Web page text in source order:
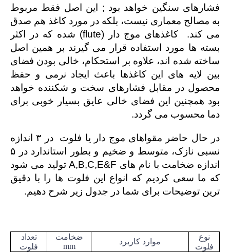
فشارهای سنگین خواهد بود ; این اصل فقط مربوط
به مصالح معماری نیست، بلکه در مورد کاغذ هم صدق
می کند. کاغذهای موج دار(flute)
شده که در اکثر
بسته ها مورد استفاده قرار می گیرند بر همین اصل
ساخته شده اند، علاوه بر استحکام، خالی بودن فضای
بین لایه های این کاغذها باعث ایجاد نرمی و حفظ
محصول در مقابل فشارهای سخت و شکننده خواهد
بود همچنین این فضای خالی عایق بسیار خوبی برای
دما محسوب می گردد.
در حال حاضر مقواهای موج دار یا فلوت در ۳ اندازه
نسبی نازک، متوسط و ضخیم و بطور استاندارد در ۵
اندازه ضخامت با نام های
تولید می شود
که ما سعی کردیم که انواع این فلوت ها را با دقیق
ترین توضیحات برای شما در جدول زیر شرح دهیم.
نوع
فلوت
موارد کاربرد
ضخامت
mm
تعداد
فلوت